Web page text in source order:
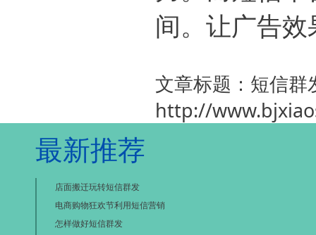
间。让广告
文章标题：短信群
http://
最新推荐
店面搬迁玩转短信群发
电商购物狂欢节利用短信营销
怎样做好短信群发